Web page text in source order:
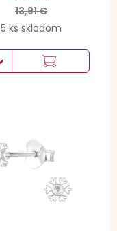
13,91 €
5 ks skladom